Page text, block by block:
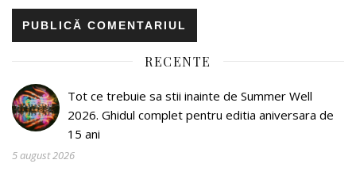
RECENTE
Tot ce trebuie sa stii inainte de Summer Well
2026. Ghidul complet pentru editia aniversara de
15 ani
5 august 2026